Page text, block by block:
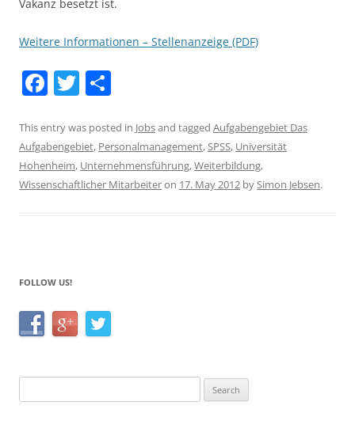
Vakanz besetzt ist.
Weitere Informationen – Stellenanzeige (PDF)
F
c
e
b
T
itt
er
ar
e
This entry was posted in Jobsand tagged Aufgabengebiet Das
Aufgabengebiet, Personalmanagement,SPSS, Universität
Hohenheim, Unternehmensführung,Weiterbildung,
Wissenschaftlicher Mitarbeiteron 17. May 2012 bySimon Jebsen.
FOLLOW US!
for: